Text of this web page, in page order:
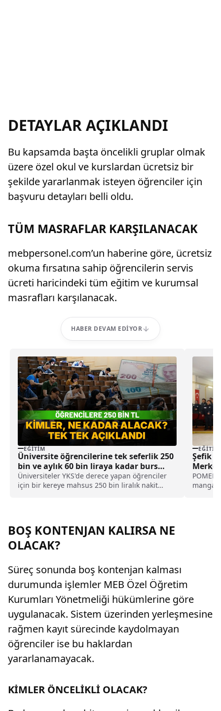
DETAYLAR AÇIKLANDI
Bu kapsamda başta öncelikli gruplar olmak
üzere özel okul ve kurslardan ücretsiz bir
şekilde yararlanmak isteyen öğrenciler için
başvuru detayları belli oldu.
TÜM MASRAFLAR KARŞILANACAK
mebpersonel.com’un haberine göre, ücretsiz
okuma fırsatına sahip öğrencilerin servis
ücreti haricindeki tüm eğitim ve kurumsal
masrafları karşılanacak.
HABER DEVAM EDIYOR
EĞITIM
Üniversite öğrencilerine tek seferlik 250
bin ve aylık 60 bin liraya kadar burs
desteği
Üniversiteler YKS'de derece yapan öğrenciler
için bir kereye mahsus 250 bin liralık nakit
EĞITIM
Şefik
BOŞ KONTENJAN KALIRSA NE
OLACAK?
Süreç sonunda boş kontenjan kalması
durumunda işlemler MEB Özel Öğretim
Kurumları Yönetmeliği hükümlerine göre
uygulanacak. Sistem üzerinden yerleşmesine
rağmen kayıt sürecinde kaydolmayan
öğrenciler ise bu haklardan
yararlanamayacak.
KİMLER ÖNCELİKLİ OLACAK?